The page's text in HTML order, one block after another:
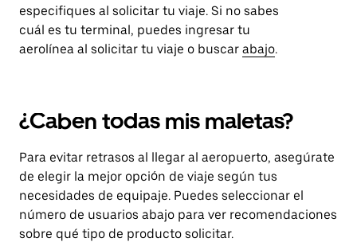
especifiques al solicitar tu viaje. Si no sabes
cuál es tu terminal, puedes ingresar tu
aerolínea al solicitar tu viaje o buscar abajo.
¿Caben todas mis maletas?
Para evitar retrasos al llegar al aeropuerto, asegúrate
de elegir la mejor opción de viaje según tus
necesidades de equipaje. Puedes seleccionar el
número de usuarios abajo para ver recomendaciones
sobre qué tipo de producto solicitar.